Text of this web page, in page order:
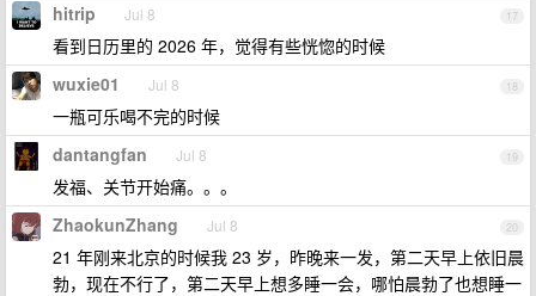
17
hitrip Jul 8
看到日历里的 2026 年，觉得有些恍惚的时候
18
wuxie01 Jul 8
一瓶可乐喝不完的时候
19
dantangfan Jul 8
发福、关节开始痛。。。
20
ZhaokunZhang Jul 8
21 年刚来北京的时候我 23 岁，昨晚来一发，第二天早上依旧晨
勃，现在不行了，第二天早上想多睡一会，哪怕晨勃了也想睡一